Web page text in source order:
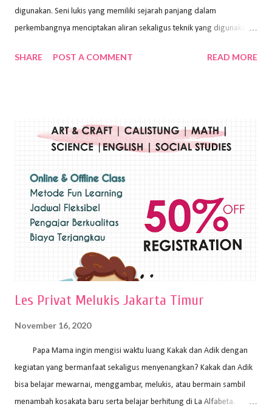
digunakan. Seni lukis yang memiliki sejarah panjang dalam
perkembangnya menciptakan aliran sekaligus teknik yang digunakan.
Wayan Kun Adnyana, teknik yang berbeda tentunya akan
menggunakan bahan dasar cat air, cat akrilik, atau cat minyak dengan
sapuan warna cat yang tebal. Dengan memberikan sapuan warna
pelukis untuk menghasilkan lukisan yang mempesona dan tentunya
bernilai tinggi. Ciri teknik plakat Ciri-ciri teknik plakat, yaitu: Sapuan
warna yang kental dan tebal. Hasil lukisan menutupi seluruh bagian
medianya Mem...
SHARE POST A COMMENT READ MORE
Les Privat Melukis Jakarta Timur
November 16, 2020
Papa Mama ingin mengisi waktu luang Kakak dan Adik dengan
kegiatan yang bermanfaat sekaligus menyenangkan? Kakak dan Adik
bisa belajar mewarnai, menggambar, melukis, atau bermain sambil
menambah kosakata baru serta belajar berhitung di La Alfabeta.